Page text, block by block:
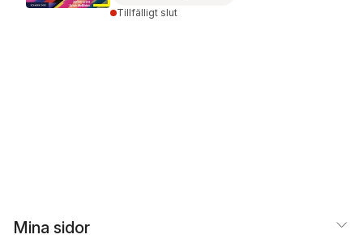
Tillfälligt slut
Mina sidor